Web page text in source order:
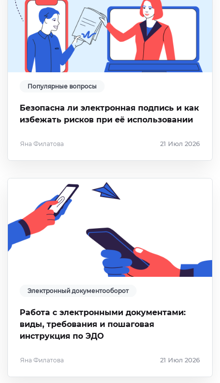
Популярные вопросы
Безопасна ли электронная подпись и как
избежать рисков при её использовании
Яна Филатова 21 Июл 2026
Электронный документооборот
Работа с электронными документами:
виды, требования и пошаговая
инструкция по ЭДО
Яна Филатова 21 Июл 2026